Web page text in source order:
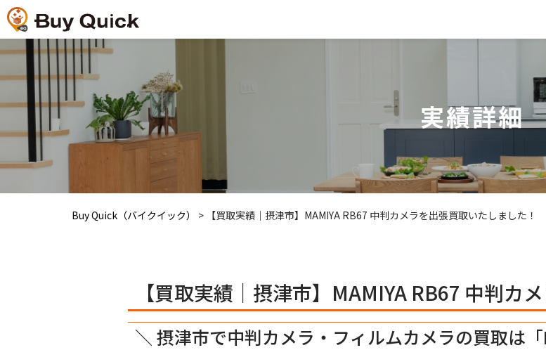
実績詳細
Buy Quick（バイクイック） > 【買取実績｜摂津市】MAMIYA RB67 中判カメラを出張買取いたしました！
【買取実績｜摂津市】MAMIYA RB67 中判カ
＼ 摂津市で中判カメラ・フィルムカメラの買取は